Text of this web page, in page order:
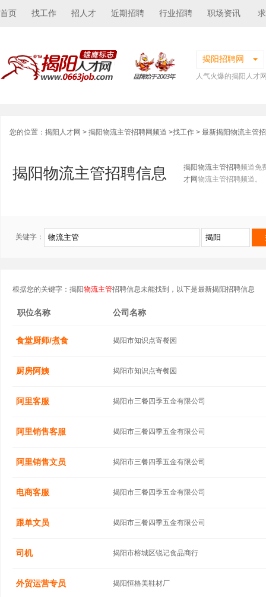
首页 找工作 招人才 近期招聘 行业招聘 职场资讯
揭阳招聘网
人气火爆的揭阳人才
您的位置： 揭阳人才网 > 揭阳物流主管招聘网频道 >找工作 > 最新揭阳物流主管
揭阳物流主管招聘信息 揭阳物流主管招聘频道免
才网物流主管招聘频道。
关键字：
根据您的关键字：揭阳物流主管招聘信息未能找到，以下是最新揭阳招聘信息
职位名称 公司名称
食堂厨师/煮食 揭阳市知识点寄餐园
厨房阿姨 揭阳市知识点寄餐园
阿里客服 揭阳市三餐四季五金有限公司
阿里销售客服 揭阳市三餐四季五金有限公司
阿里销售文员 揭阳市三餐四季五金有限公司
电商客服 揭阳市三餐四季五金有限公司
跟单文员 揭阳市三餐四季五金有限公司
司机 揭阳市榕城区锐记食品商行
外贸运营专员 揭阳恒格美鞋材厂